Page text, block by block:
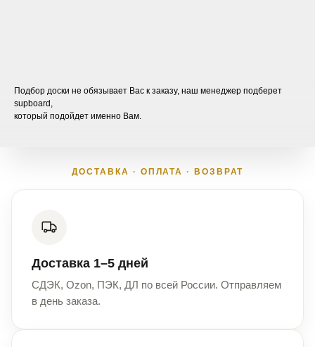
Подбор доски не обязывает Вас к заказу, наш менеджер подберет
supboard,
который подойдет именно Вам.
ДОСТАВКА · ОПЛАТА · ВОЗВРАТ
Доставка 1–5 дней
СДЭК, Ozon, ПЭК, ДЛ по всей России. Отправляем
в день заказа.